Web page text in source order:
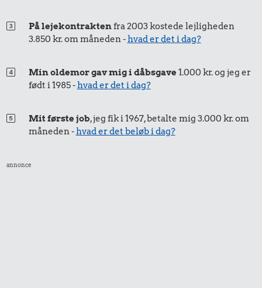
På lejekontraktenfra 2003 kostede lejligheden
3.850 kr. om måneden -hvad er det i dag?
Min oldemor gav mig i dåbsgave1.000 kr. og jeg er
født i 1985 -hvad er det i dag?
Mit første job, jeg fik i 1967, betalte mig 3.000 kr. om
måneden -hvad er det beløb i dag?
annonce